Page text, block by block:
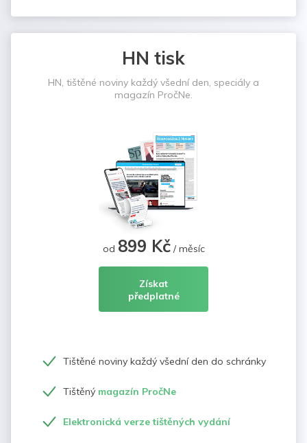
HN tisk
HN, tištěné noviny každý všední den, speciály a
magazín PročNe.
od 899 Kč/ měsíc
Získat
předplatné
Tištěné noviny každý všední den do schránky
Tištěný magazín PročNe
Elektronická verze tištěných vydání